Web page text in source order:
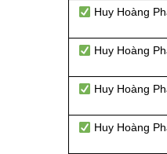
Huy Hoàng
Huy Hoàng
Huy Hoàng
Huy Hoàng